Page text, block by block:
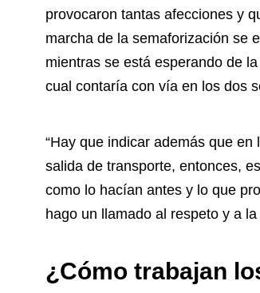
provocaron tantas afecciones y
marcha de la semaforización se
mientras se está esperando de
cual contaría con vía en los dos
“Hay que indicar además que
salida de transporte, entonces,
como lo hacían antes y lo que
hago un llamado al respeto y a
¿Cómo trabajan